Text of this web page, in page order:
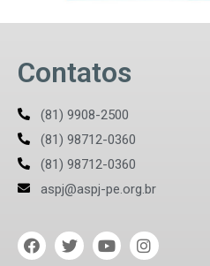
Contatos
(81) 9908-2500
(81) 98712-0360
(81) 98712-0360
aspj@aspj-pe.org.br